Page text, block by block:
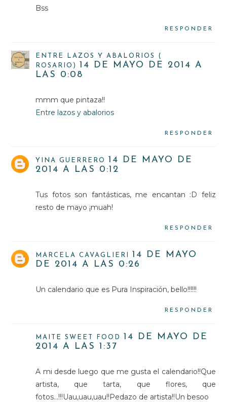
Bss
RESPONDER
ENTRE LAZOS Y ABALORIOS (
ROSARIO)
14 DE MAYO DE 2014 A
LAS 0:08
mmm que pintaza!!
Entre lazos y abalorios
RESPONDER
YINA GUERRERO
14 DE MAYO DE
2014 A LAS 0:12
Tus fotos son fantásticas, me encantan :D feliz
resto de mayo ¡muah!
RESPONDER
MARCELA CAVAGLIERI
14 DE MAYO
DE 2014 A LAS 0:26
Un calendario que es Pura Inspiración, bello!!!!!!
RESPONDER
MAITE SWEET FOOD
14 DE MAYO DE
2014 A LAS 1:37
A mi desde luego que me gusta el calendario!!Que
artista, que tarta, que flores, que
fotos...!!!Uau,uau,uau!!Pedazo de artista!!Un besoo